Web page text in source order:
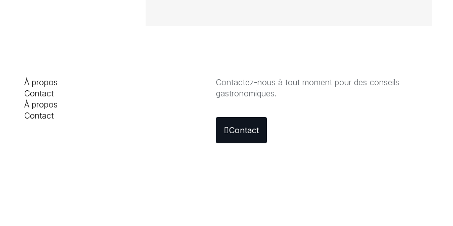
À propos
Contact
À propos
Contact
Contactez-nous à tout moment pour des conseils
gastronomiques.
Contact